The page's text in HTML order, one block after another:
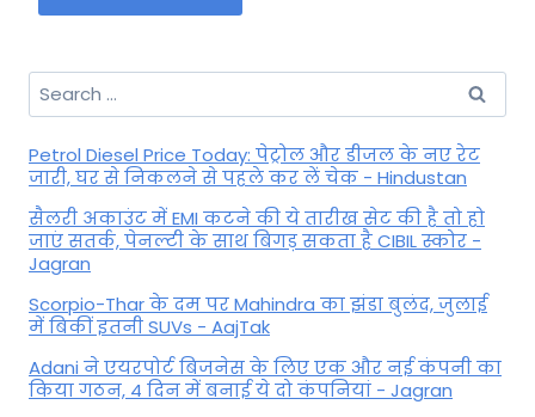
Search
for:
Petrol Diesel Price Today: पेट्रोल और डीजल के नए रेट
जारी, घर से निकलने से पहले कर लें चेक - Hindustan
सैलरी अकाउंट में EMI कटने की ये तारीख सेट की है तो हो
जाएं सतर्क, पेनल्टी के साथ बिगड़ सकता है CIBIL स्कोर -
Jagran
Scorpio-Thar के दम पर Mahindra का झंडा बुलंद, जुलाई
में बिकीं इतनी SUVs - AajTak
Adani ने एयरपोर्ट बिजनेस के लिए एक और नई कंपनी का
किया गठन, 4 दिन में बनाई ये दो कंपनियां - Jagran